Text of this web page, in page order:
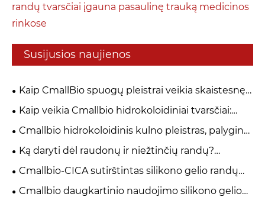
randų tvarsčiai įgauna pasaulinę trauką medicinos
rinkose
Susijusios naujienos
Kaip CmallBio spuogų pleistrai veikia skaistesnę
odą per naktį?
Kaip veikia Cmallbio hidrokoloidiniai tvarsčiai:
kodėl drėgnas gijimas yra geresnis nei sausas
Cmallbio hidrokoloidinis kulno pleistras, palyginti
su įprastiniais tvarsčiais: kodėl jie greičiau gydo
pūsles?
Ką daryti dėl raudonų ir niežtinčių randų?
„CmallBio“ silikono gelio randų lakštas gali padėti
Cmallbio-CICA sutirštintas silikono gelio randų
lapas: puikus pasirinkimas pooperacinei randų
Cmallbio daugkartinio naudojimo silikono gelio